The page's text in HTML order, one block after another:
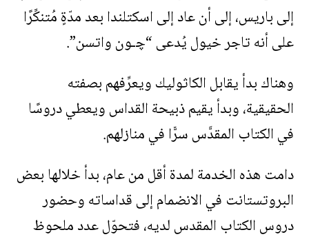
إلى باريس، إلى أن عاد إلى اسكتلندا بعد مدّةٍ مُتنكِّرًا
على أنه تاجر خيول يُدعى “ﭼـون واتسن”.
وهناك بدأ يقابل الكاثوليك ويعرِّفهم بصفته
الحقيقية، وبدأ يقيم ذبيحة القداس ويعطي دروسًا
في الكتاب المقدَّس سرًّا في منازلهم.
دامت هذه الخدمة لمدة أقل من عام، بدأ خلالها بعض
البروتستانت في الانضمام إلى قداساته وحضور
دروس الكتاب المقدس لديه، فتحوّل عدد ملحوظ